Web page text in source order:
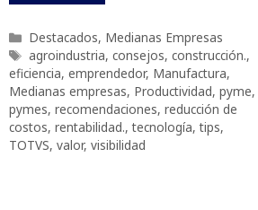
Categorías
Destacados, Medianas Empresas
Etiquetas
agroindustria, consejos, construcción.,
eficiencia, emprendedor, Manufactura,
Medianas empresas, Productividad, pyme,
pymes, recomendaciones, reducción de
costos, rentabilidad.,tecnología,tips,
TOTVS, valor, visibilidad